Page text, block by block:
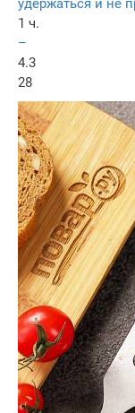
удержаться и не
1 ч.
–
4.3
28